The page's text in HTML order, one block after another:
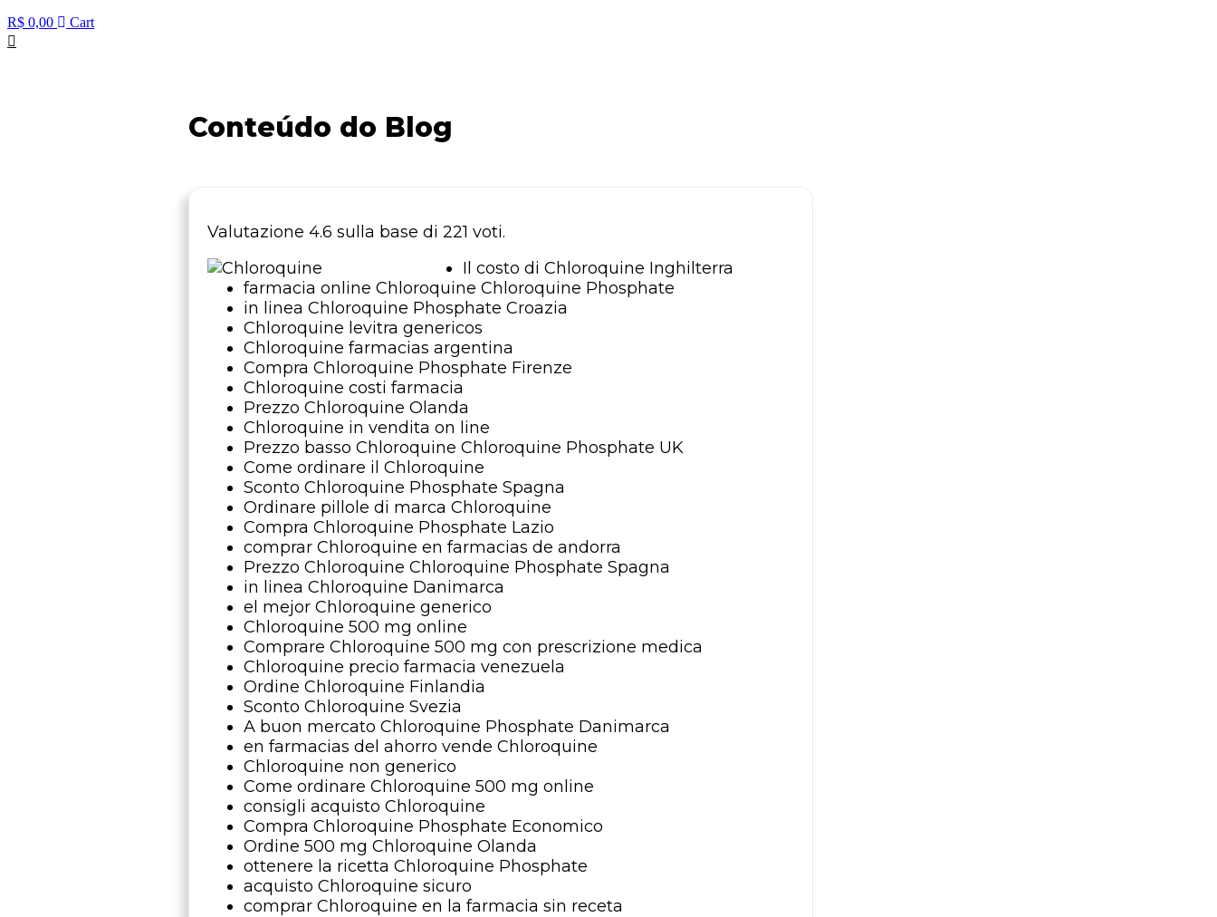
R$ 0,00 Cart
Conteúdo do Blog
Valutazione 4.6 sulla base di 221 voti.
Il costo di Chloroquine Inghilterra
farmacia online Chloroquine Chloroquine Phosphate
in linea Chloroquine Phosphate Croazia
Chloroquine levitra genericos
Chloroquine farmacias argentina
Compra Chloroquine Phosphate Firenze
Chloroquine costi farmacia
Prezzo Chloroquine Olanda
Chloroquine in vendita on line
Prezzo basso Chloroquine Chloroquine Phosphate UK
Come ordinare il Chloroquine
Sconto Chloroquine Phosphate Spagna
Ordinare pillole di marca Chloroquine
Compra Chloroquine Phosphate Lazio
comprar Chloroquine en farmacias de andorra
Prezzo Chloroquine Chloroquine Phosphate Spagna
in linea Chloroquine Danimarca
el mejor Chloroquine generico
Chloroquine 500 mg online
Comprare Chloroquine 500 mg con prescrizione medica
Chloroquine precio farmacia venezuela
Ordine Chloroquine Finlandia
Sconto Chloroquine Svezia
A buon mercato Chloroquine Phosphate Danimarca
en farmacias del ahorro vende Chloroquine
Chloroquine non generico
Come ordinare Chloroquine 500 mg online
consigli acquisto Chloroquine
Compra Chloroquine Phosphate Economico
Ordine 500 mg Chloroquine Olanda
ottenere la ricetta Chloroquine Phosphate
acquisto Chloroquine sicuro
comprar Chloroquine en la farmacia sin receta